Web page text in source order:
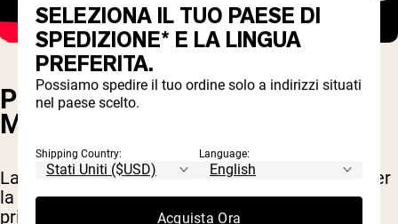
PRESSA PER SPALLE CON
MANUBRI
La pressa sopra la testa è un ottimo esercizio per
la parte superiore del corpo. Colpisce
principalmente le spalle, ma anche le braccia, la
SELEZIONA IL TUO PAESE DI
SPEDIZIONE* E LA LINGUA
PREFERITA.
Possiamo spedire il tuo ordine solo a indirizzi situati
nel paese scelto.
Shipping Country: Language:
Acquista Ora